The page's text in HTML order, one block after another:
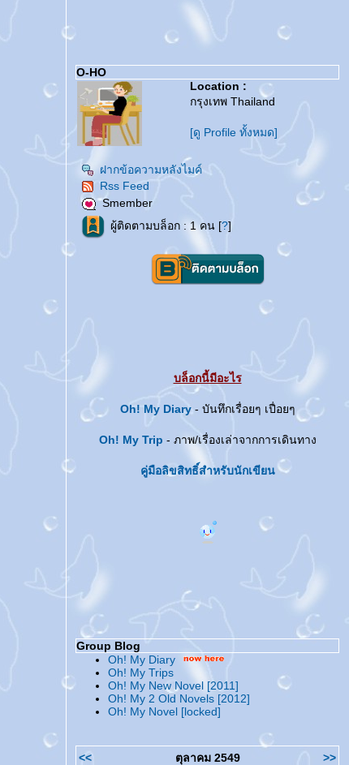
O-HO
Location :
กรุงเทพ Thailand
[ดู Profile ทั้งหมด]
ฝากข้อความหลังไมค์
Rss Feed
Smember
ผู้ติดตามบล็อก : 1 คน [?]
บล็อกนี้มีอะไร
Oh! My Diary- บันทึกเรื่อยๆ เปื่อยๆ
Oh! My Trip - ภาพ/เรื่องเล่าจากการเดินทาง
คู่มือลิขสิทธิ์สำหรับนักเขียน
Group Blog
Oh! My Diary
Oh! My Trips
Oh! My New Novel [2011]
Oh! My 2 Old Novels [2012]
Oh! My Novel [locked]
<< ตุลาคม 2549
>>